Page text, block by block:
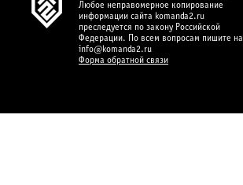
Любое неправомерное копирование
информации сайта komanda2.ru
преследуется по закону Российской
Федерации. По всем вопросам пишите на
info@komanda2.ru
Форма обратной связи